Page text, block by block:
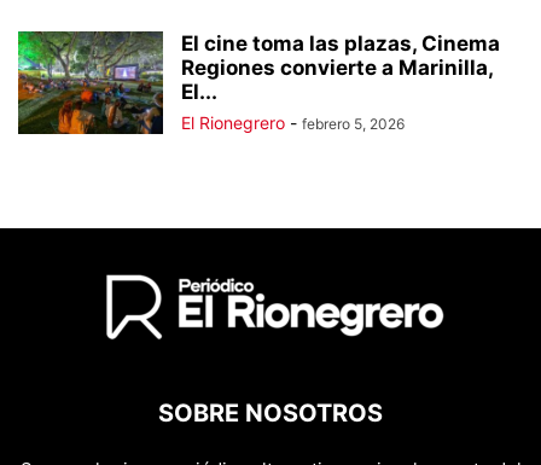
El cine toma las plazas, Cinema
Regiones convierte a Marinilla,
El...
El Rionegrero - febrero 5, 2026
SOBRE NOSOTROS